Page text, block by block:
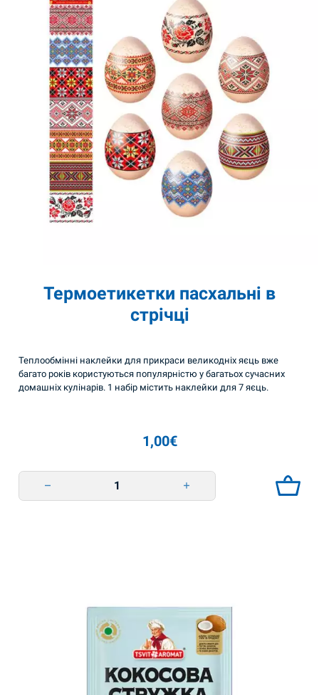
Термоетикетки пасхальні в
стрічці
Теплообмінні наклейки для прикраси великодніх яєць вже
багато років користуються популярністю у багатьох сучасних
домашніх кулінарів. 1 набір містить наклейки для 7 яєць.
1,00€
Термоетикетки пасхальні в стрічці quantity